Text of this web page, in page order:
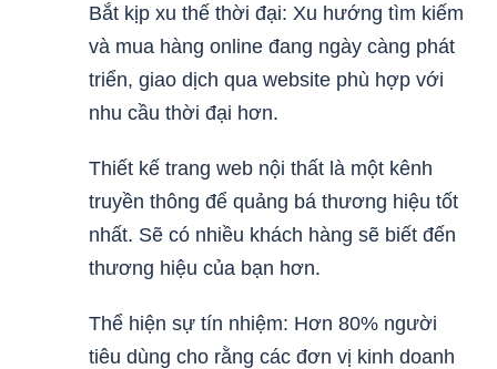
Bắt kịp xu thế thời đại: Xu hướng tìm kiếm
và mua hàng online đang ngày càng phát
triển, giao dịch qua website phù hợp với
nhu cầu thời đại hơn.
Thiết kế trang web nội thất là một kênh
truyền thông để quảng bá thương hiệu tốt
nhất. Sẽ có nhiều khách hàng sẽ biết đến
thương hiệu của bạn hơn.
Thể hiện sự tín nhiệm: Hơn 80% người
tiêu dùng cho rằng các đơn vị kinh doanh